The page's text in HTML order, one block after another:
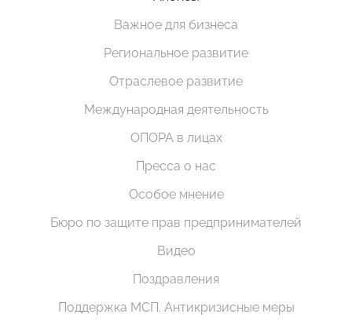
Важное для бизнеса
Региональное развитие
Отраслевое развитие
Международная деятельность
ОПОРА в лицах
Пресса о нас
Особое мнение
Бюро по защите прав предпринимателей
Видео
Поздравления
Поддержка МСП. Антикризисные меры